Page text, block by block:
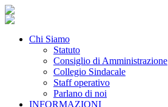
Chi Siamo
Statuto
Consiglio di Amministrazione
Collegio Sindacale
Staff operativo
Parlano di noi
INFORMAZIONI